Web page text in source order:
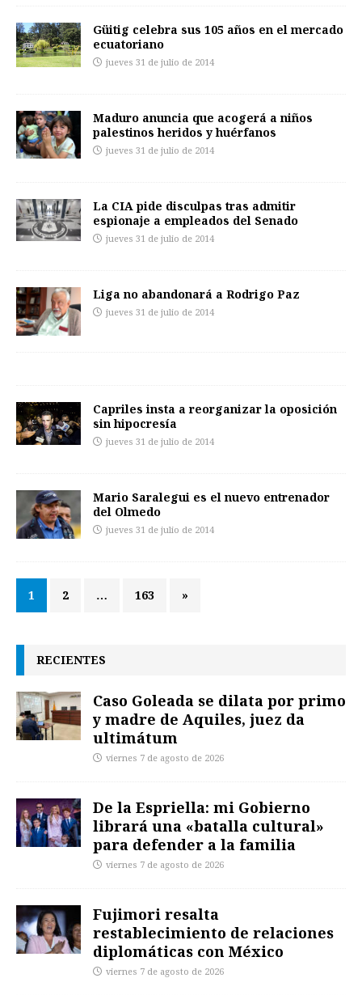
Güitig celebra sus 105 años en el mercado
ecuatoriano
jueves 31 de julio de 2014
Maduro anuncia que acogerá a niños
palestinos heridos y huérfanos
jueves 31 de julio de 2014
La CIA pide disculpas tras admitir
espionaje a empleados del Senado
jueves 31 de julio de 2014
Liga no abandonará a Rodrigo Paz
jueves 31 de julio de 2014
Capriles insta a reorganizar la oposición
sin hipocresía
jueves 31 de julio de 2014
Mario Saralegui es el nuevo entrenador
del Olmedo
jueves 31 de julio de 2014
1 2 … 163 »
RECIENTES
Caso Goleada se dilata por primo
y madre de Aquiles, juez da
ultimátum
viernes 7 de agosto de 2026
De la Espriella: mi Gobierno
librará una «batalla cultural»
para defender a la familia
viernes 7 de agosto de 2026
Fujimori resalta
restablecimiento de relaciones
diplomáticas con México
viernes 7 de agosto de 2026